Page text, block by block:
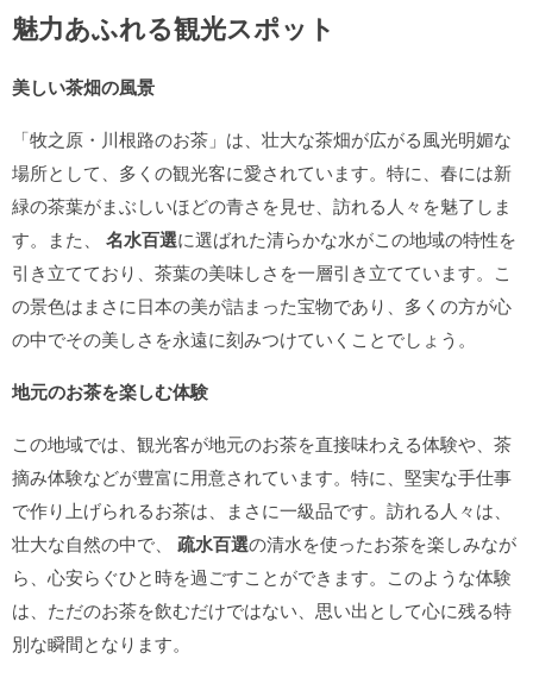
魅力あふれる観光スポット
美しい茶畑の風景
「牧之原・川根路のお茶」は、壮大な茶畑が広がる風光明媚な
場所として、多くの観光客に愛されています。特に、春には新
緑の茶葉がまぶしいほどの青さを見せ、訪れる人々を魅了しま
す。また、 名水百選に選ばれた清らかな水がこの地域の特性を
引き立てており、茶葉の美味しさを一層引き立てています。こ
の景色はまさに日本の美が詰まった宝物であり、多くの方が心
の中でその美しさを永遠に刻みつけていくことでしょう。
地元のお茶を楽しむ体験
この地域では、観光客が地元のお茶を直接味わえる体験や、茶
摘み体験などが豊富に用意されています。特に、堅実な手仕事
で作り上げられるお茶は、まさに一級品です。訪れる人々は、
壮大な自然の中で、 疏水百選の清水を使ったお茶を楽しみなが
ら、心安らぐひと時を過ごすことができます。このような体験
は、ただのお茶を飲むだけではない、思い出として心に残る特
別な瞬間となります。